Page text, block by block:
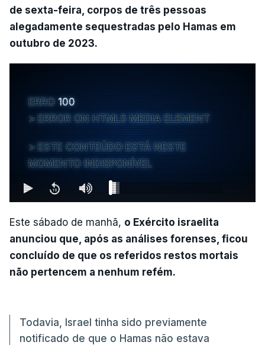
de sexta-feira, corpos de três pessoas
alegadamente sequestradas pelo Hamas em
outubro de 2023.
ERRO 100
ERROR ON HTML5 MEDIA ELEMENT
ESTE CONTEÚDO ESTÁ NESTE
MOMENTO INDISPONÍVEL
Este sábado de manhã, o Exército israelita
anunciou que, após as análises forenses, ficou
concluído de que os referidos restos mortais
não pertencem a nenhum refém.
Todavia, Israel tinha sido previamente
notificado de que o Hamas não estava